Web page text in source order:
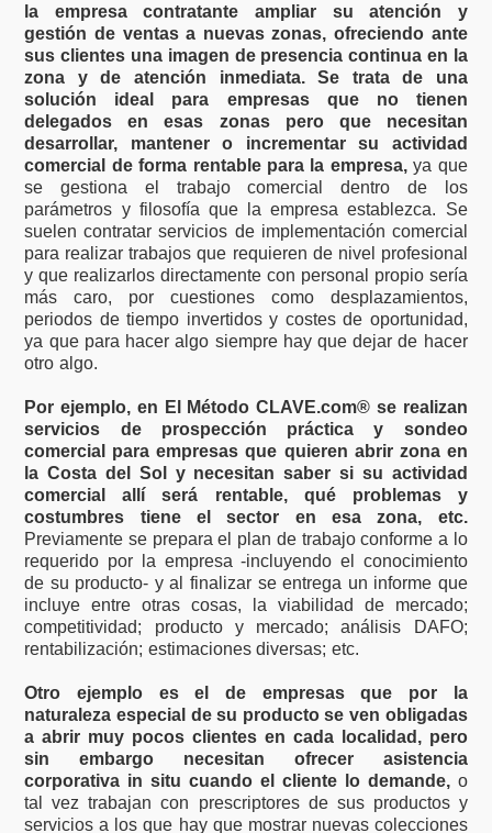
la empresa contratante ampliar su atención y
gestión de ventas a nuevas zonas, ofreciendo ante
sus clientes una imagen de presencia continua en la
zona y de atención inmediata. Se trata de una
solución ideal para empresas que no tienen
delegados en esas zonas pero que necesitan
desarrollar, mantener o incrementar su actividad
comercial de forma rentable para la empresa,ya que
se gestiona el trabajo comercial dentro de los
parámetros y filosofía que la empresa establezca. Se
suelen contratar servicios de implementación comercial
para realizar trabajos que requieren de nivel profesional
y que realizarlos directamente con personal propio sería
más caro, por cuestiones como desplazamientos,
periodos de tiempo invertidos y costes de oportunidad,
ya que para hacer algo siempre hay que dejar de hacer
otro algo.
Por ejemplo, en El Método CLAVE.com® se realizan
servicios de prospección práctica y sondeo
comercial para empresas que quieren abrir zona en
la Costa del Sol y necesitan saber si su actividad
comercial allí será rentable, qué problemas y
costumbres tiene el sector en esa zona, etc.
Previamente se prepara el plan de trabajo conforme a lo
requerido por la empresa -incluyendo el conocimiento
de su producto- y al finalizar se entrega un informe que
incluye entre otras cosas, la viabilidad de mercado;
competitividad; producto y mercado; análisis DAFO;
rentabilización; estimaciones diversas; etc.
Otro ejemplo es el de empresas que por la
naturaleza especial de su producto se ven obligadas
a abrir muy pocos clientes en cada localidad, pero
sin embargo necesitan ofrecer asistencia
corporativa in situ cuando el cliente lo demande,o
tal vez trabajan con prescriptores de sus productos y
servicios a los que hay que mostrar nuevas colecciones